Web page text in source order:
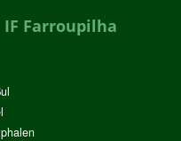
IF Farroupilha